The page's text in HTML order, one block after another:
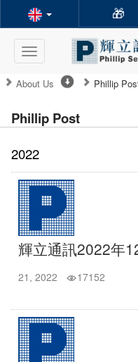
🎁
Toggle
navigation
About Us Phillip
Phillip Post
2022
輝立通訊2022年
21, 2022
17152